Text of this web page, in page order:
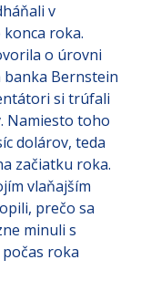
v
roka.
o úrovni
banka Bernstein
si trúfali
Namiesto toho
dolárov, teda
začiatku roka.
vlaňajším
prečo sa
minuli s
roka